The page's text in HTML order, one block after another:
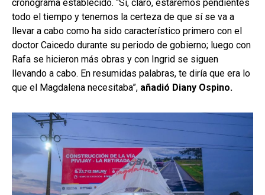
cronograma establecido. “Sí, claro, estaremos pendientes
todo el tiempo y tenemos la certeza de que sí se va a
llevar a cabo como ha sido característico primero con el
doctor Caicedo durante su periodo de gobierno; luego con
Rafa se hicieron más obras y con Ingrid se siguen
llevando a cabo. En resumidas palabras, te diría que era lo
que el Magdalena necesitaba”, añadió Diany Ospino.